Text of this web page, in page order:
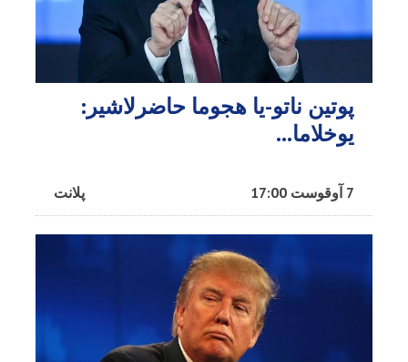
پوتین ناتو-یا هجوما حاضرلاشیر:
یوخلاما...
پلانت 7 آوقوست 17:00